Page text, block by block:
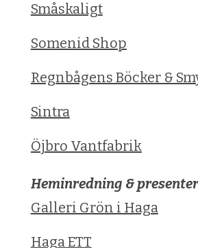
Småskaligt
Somenid Shop
Regnbågens Böcker &
Sintra
Öjbro Vantfabrik
Heminredning & presenter
Galleri Grön i Haga
Haga ETT